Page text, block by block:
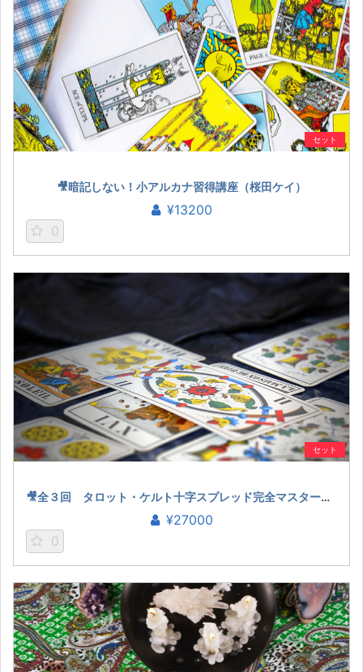
セット
🎥暗記しない！小アルカナ習得講座（桜田ケイ）
¥13200
0
セット
🎥全３回 タロット・ケルト十字スプレッド完全マスター（桜田ケイ）
¥27000
0